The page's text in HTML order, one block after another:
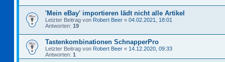
'Mein eBay' importieren lädt nicht alle Artikel
Letzter Beitrag von Robert Beer « 04.02.2021, 18:01
Antworten: 19
Tastenkombinationen SchnapperPro
Letzter Beitrag von Robert Beer « 14.12.2020, 09:33
Antworten: 1